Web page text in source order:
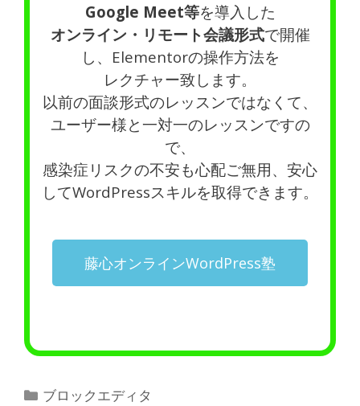
Google Meet等を導入した
オンライン・リモート会議形式で開催
し、Elementorの操作方法を
レクチャー致します。
以前の面談形式のレッスンではなくて、
ユーザー様と一対一のレッスンですの
で、
感染症リスクの不安も心配ご無用、安心
してWordPressスキルを取得できます。
藤心オンラインWordPress塾
ブロックエディタ